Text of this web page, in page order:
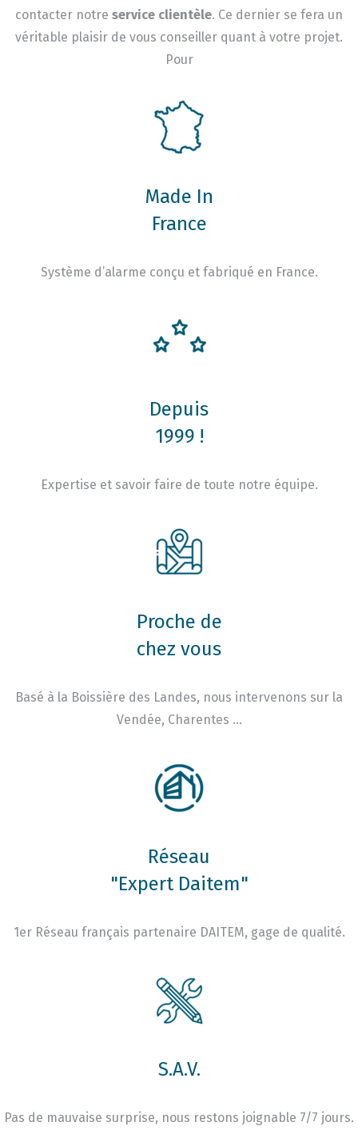
contacter notre service clientèle. Ce dernier se fera un
véritable plaisir de vous conseiller quant à votre projet.
Pour
Made In
France
Système d’alarme conçu et fabriqué en France.
Depuis
1999 !
Expertise et savoir faire de toute notre équipe.
Proche de
chez vous
Basé à la Boissière des Landes, nous intervenons sur la
Vendée, Charentes …
Réseau
"Expert Daitem"
1er Réseau français partenaire DAITEM, gage de qualité.
S.A.V.
Pas de mauvaise surprise, nous restons joignable 7/7 jours.